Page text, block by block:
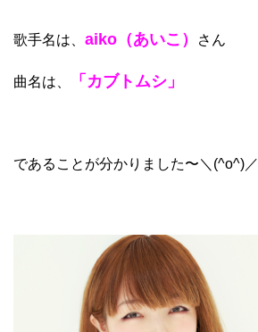
歌手名は、 aiko（あいこ） さん
曲名は、 「カブトムシ」
であることが分かりました〜＼(^o^)／